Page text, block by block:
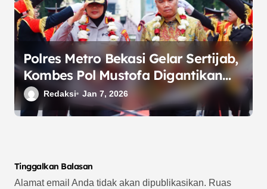
Polres Metro Bekasi Gelar Sertijab,
Kombes Pol Mustofa Digantikan
Oleh Kombes Pol Sumarni sebagai
Kapolres Metro Bekasi
Redaksi Jan 7, 2026
Tinggalkan Balasan
Alamat email Anda tidak akan dipublikasikan. Ruas